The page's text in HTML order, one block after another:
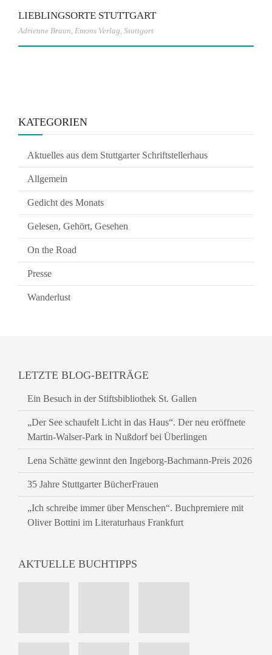
LIEBLINGSORTE STUTTGART
Adrienne Braun, Emons Verlag, Stuttgart
KATEGORIEN
Aktuelles aus dem Stuttgarter Schriftstellerhaus
Allgemein
Gedicht des Monats
Gelesen, Gehört, Gesehen
On the Road
Presse
Wanderlust
LETZTE BLOG-BEITRÄGE
Ein Besuch in der Stiftsbibliothek St. Gallen
„Der See schaufelt Licht in das Haus“. Der neu eröffnete
Martin-Walser-Park in Nußdorf bei Überlingen
Lena Schätte gewinnt den Ingeborg-Bachmann-Preis 2026
35 Jahre Stuttgarter BücherFrauen
„Ich schreibe immer über Menschen“. Buchpremiere mit
Oliver Bottini im Literaturhaus Frankfurt
AKTUELLE BUCHTIPPS